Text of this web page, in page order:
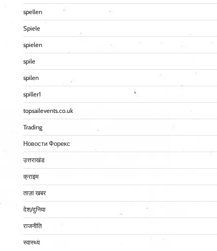
spellen
Spiele
spielen
spile
spilen
spiller1
topsailevents.co.uk
Trading
Новости Форекс
उत्तराखंड
क्राइम
ताज़ा खबर
देश/दुनिया
राजनीति
स्वास्थ्य